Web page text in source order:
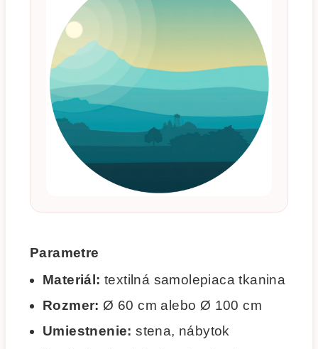
Parametre
Materiál: textilná samolepiaca tkanina
Rozmer: Ø 60 cm alebo Ø 100 cm
Umiestnenie: stena, nábytok